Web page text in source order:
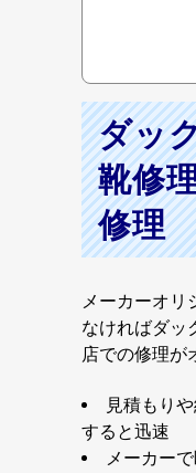
ダッ
靴修
修理
メーカーオリ
なければダッ
店での修理が
見積もり
すると迅速
メーカー